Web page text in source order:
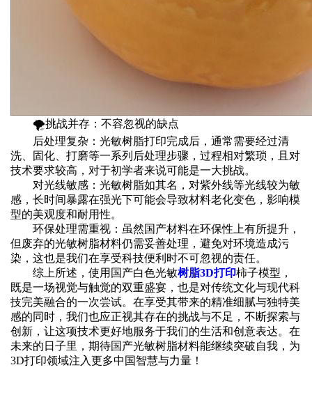
🌪️‌挑战并存：不容忽视的缺点‌
‌后处理复杂‌：光敏树脂打印完成后，通常需要经过清
洗、固化、打磨等一系列后处理步骤，过程相对繁琐，且对
技术要求较高，对于初学者来说可能是一大挑战。
‌对光线敏感‌：光敏树脂如其名，对紫外线等光线较为敏
感，长时间暴露在强光下可能会导致材料老化变色，影响模
型的美观度和耐用性。
‌环保处理需重视‌：虽然国产材料在环保性上有所提升，
但废弃的光敏树脂材料仍需妥善处理，避免对环境造成污
染，这也是我们在享受科技便利时不可忽视的责任。
综上所述，使用国产白色光敏树脂3D打印柿子模型，
既是一场视觉与触觉的双重盛宴，也是对传统文化与现代科
技完美融合的一次尝试。在享受其带来的精准细腻与独特美
感的同时，我们也应正视其存在的挑战与不足，不断探索与
创新，让这项技术更好地服务于我们的生活和创意表达。在
未来的日子里，期待国产光敏树脂材料能继续突破自我，为
3D打印领域注入更多中国智慧与力量！